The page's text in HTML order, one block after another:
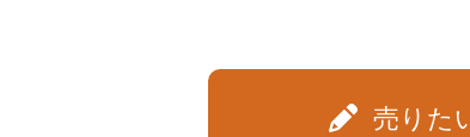
売りた